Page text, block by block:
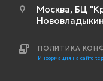
Москва, БЦ
ПОЛИТИКА
Информация на сайте